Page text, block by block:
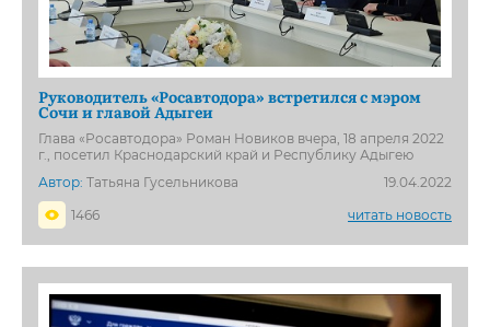
Руководитель «Росавтодора» встретился с мэром
Сочи и главой Адыгеи
Глава «Росавтодора» Роман Новиков вчера, 18 апреля 2022
г., посетил Краснодарский край и Республику Адыгею
Автор: Татьяна Гусельникова
19.04.2022
1466
читать новость